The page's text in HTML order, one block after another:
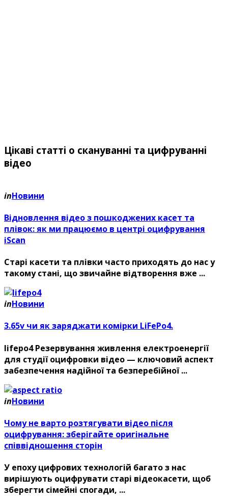
Цікаві статті о скануванні та цифруванні
відео
inНовини
Відновлення відео з пошкоджених касет та
плівок: як ми працюємо в центрі оцифрування
iScan
Старі касети та плівки часто приходять до нас у
такому стані, що звичайне відтворення вже ...
inНовини
3.65v чи як заряджати комірки LiFePo4.
lifepo4 Резервування живлення електроенергії
для студії оцифровки відео — ключовий аспект
забезпечення надійної та безперебійної ...
inНовини
Чому не варто розтягувати відео після
оцифрування: зберігайте оригінальне
співвідношення сторін
У епоху цифрових технологій багато з нас
вирішують оцифрувати старі відеокасети, щоб
зберегти сімейні спогади, ...